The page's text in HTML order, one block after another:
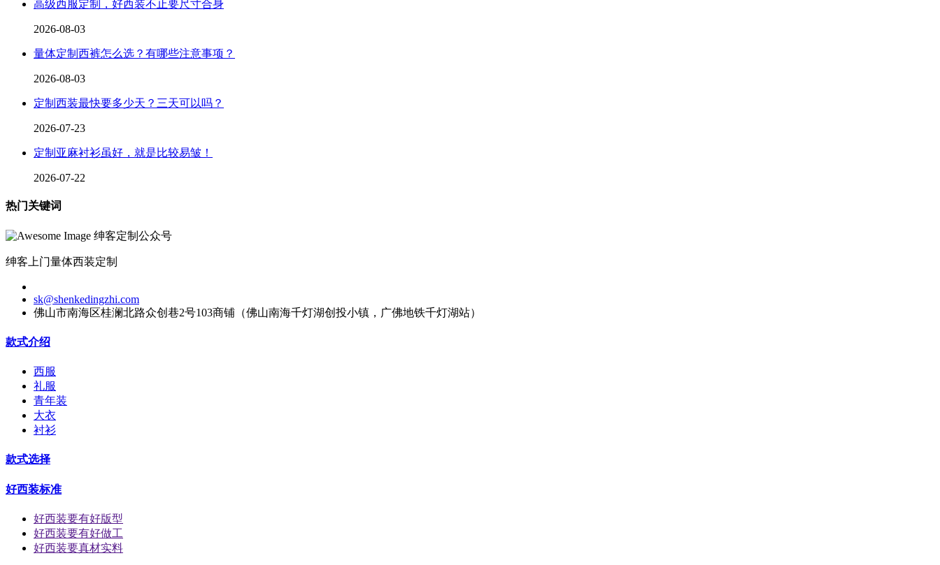
高级西服定制，好西装不止要尺寸合身
2026-08-03
量体定制西裤怎么选？有哪些注意事项？
2026-08-03
定制西装最快要多少天？三天可以吗？
2026-07-23
定制亚麻衬衫虽好，就是比较易皱！
2026-07-22
热门关键词
绅客定制公众号
绅客上门量体西装定制
sk@shenkedingzhi.com
佛山市南海区桂澜北路众创巷2号103商铺（佛山南海千灯湖创投小镇，广佛地铁千灯湖站）
款式介绍
西服
礼服
青年装
大衣
衬衫
款式选择
好西装标准
好西装要有好版型
好西装要有好做工
好西装要真材实料